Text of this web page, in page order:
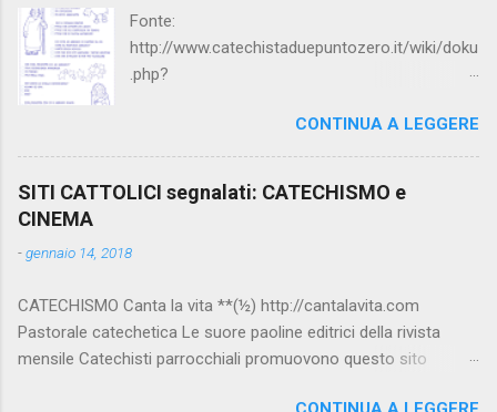
Fonte:
http://www.catechistaduepuntozero.it/wiki/doku
.php?
CONTINUA A LEGGERE
SITI CATTOLICI segnalati: CATECHISMO e
CINEMA
-gennaio 14, 2018
CATECHISMO Canta la vita **(½) http://cantalavita.com
Pastorale catechetica Le suore paoline editrici della rivista
mensile Catechisti parrocchiali promuovono questo sito